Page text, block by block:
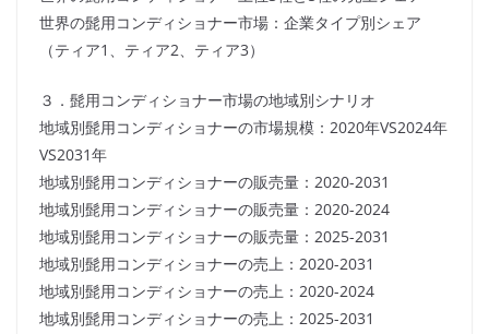
世界の髭用コンディショナー市場：企業タイプ別シェア
（ティア1、ティア2、ティア3）
３．髭用コンディショナー市場の地域別シナリオ
地域別髭用コンディショナーの市場規模：2020年VS2024年
VS2031年
地域別髭用コンディショナーの販売量：2020-2031
地域別髭用コンディショナーの販売量：2020-2024
地域別髭用コンディショナーの販売量：2025-2031
地域別髭用コンディショナーの売上：2020-2031
地域別髭用コンディショナーの売上：2020-2024
地域別髭用コンディショナーの売上：2025-2031